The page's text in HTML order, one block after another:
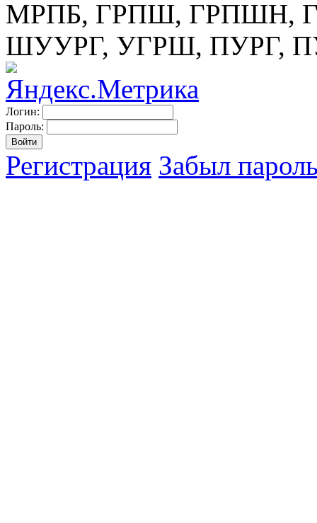
МРПБ, ГРПШ, ГРПШН,
ШУУРГ, УГРШ, ПУРГ,
Логин:
Пароль:
Регистрация Забыл